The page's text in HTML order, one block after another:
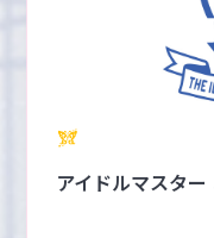
アイドルマスター